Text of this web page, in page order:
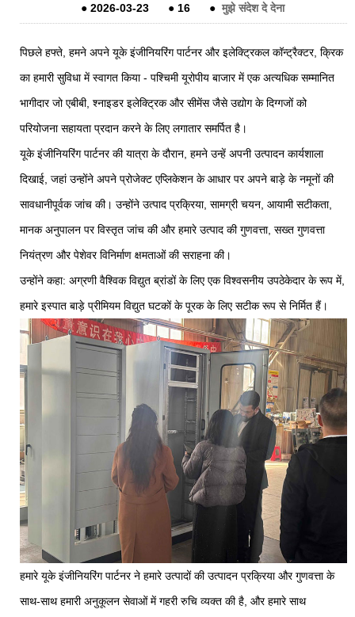
● 2026-03-23 ● 16 ● मुझे संदेश दे देना
पिछले हफ्ते, हमने अपने यूके इंजीनियरिंग पार्टनर और इलेक्ट्रिकल कॉन्ट्रैक्टर, क्रिक
का हमारी सुविधा में स्वागत किया - पश्चिमी यूरोपीय बाजार में एक अत्यधिक सम्मानित
भागीदार जो एबीबी, श्नाइडर इलेक्ट्रिक और सीमेंस जैसे उद्योग के दिग्गजों को
परियोजना सहायता प्रदान करने के लिए लगातार समर्पित है।
यूके इंजीनियरिंग पार्टनर की यात्रा के दौरान, हमने उन्हें अपनी उत्पादन कार्यशाला
दिखाई, जहां उन्होंने अपने प्रोजेक्ट एप्लिकेशन के आधार पर अपने बाड़े के नमूनों की
सावधानीपूर्वक जांच की। उन्होंने उत्पाद प्रक्रिया, सामग्री चयन, आयामी सटीकता,
मानक अनुपालन पर विस्तृत जांच की और हमारे उत्पाद की गुणवत्ता, सख्त गुणवत्ता
नियंत्रण और पेशेवर विनिर्माण क्षमताओं की सराहना की।
उन्होंने कहा: अग्रणी वैश्विक विद्युत ब्रांडों के लिए एक विश्वसनीय उपठेकेदार के रूप में,
हमारे इस्पात बाड़े प्रीमियम विद्युत घटकों के पूरक के लिए सटीक रूप से निर्मित हैं।
हमारे यूके इंजीनियरिंग पार्टनर ने हमारे उत्पादों की उत्पादन प्रक्रिया और गुणवत्ता के
साथ-साथ हमारी अनुकूलन सेवाओं में गहरी रुचि व्यक्त की है, और हमारे साथ